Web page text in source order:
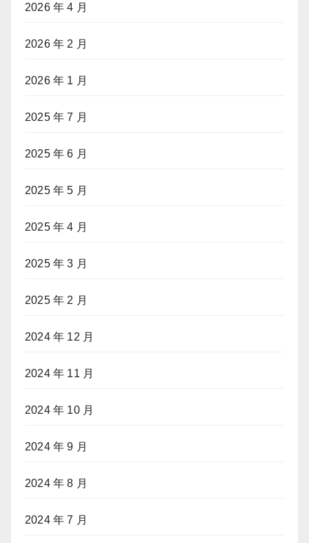
2026 年 4 月
2026 年 2 月
2026 年 1 月
2025 年 7 月
2025 年 6 月
2025 年 5 月
2025 年 4 月
2025 年 3 月
2025 年 2 月
2024 年 12 月
2024 年 11 月
2024 年 10 月
2024 年 9 月
2024 年 8 月
2024 年 7 月